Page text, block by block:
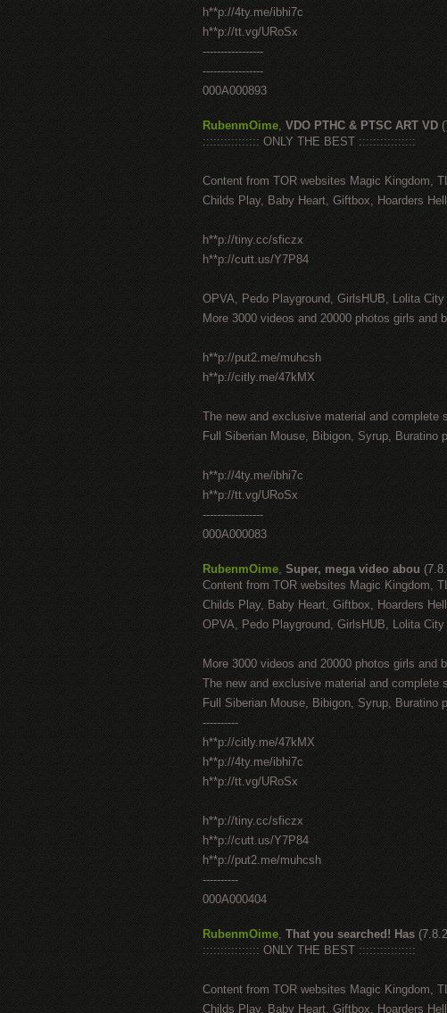
h**p://4ty.me/ibhi7c
h**p://tt.vg/URoSx
-----------------
-----------------
000A000893
RubenmOime, VDO PTHC & PTSC ART VD
:::::::::::::::: ONLY THE BEST ::::::::::::::::
Content from TOR websites Magic Kingdom,
Childs Play, Baby Heart, Giftbox, Hoarders
h**p://tiny.cc/sficzx
h**p://cutt.us/Y7P84
OPVA, Pedo Playground, GirlsHUB, Lolita City
More 3000 videos and 20000 photos girls and
h**p://put2.me/muhcsh
h**p://citly.me/47kMX
The new and exclusive material and complete
Full Siberian Mouse, Bibigon, Syrup, Buratino
h**p://4ty.me/ibhi7c
h**p://tt.vg/URoSx
-----------------
000A000083
RubenmOime, Super, mega video abou
Content from TOR websites Magic Kingdom,
Childs Play, Baby Heart, Giftbox, Hoarders
OPVA, Pedo Playground, GirlsHUB, Lolita City
More 3000 videos and 20000 photos girls and
The new and exclusive material and complete
Full Siberian Mouse, Bibigon, Syrup, Buratino
----------
h**p://citly.me/47kMX
h**p://4ty.me/ibhi7c
h**p://tt.vg/URoSx
h**p://tiny.cc/sficzx
h**p://cutt.us/Y7P84
h**p://put2.me/muhcsh
----------
000A000404
RubenmOime, That you searched! Has
:::::::::::::::: ONLY THE BEST ::::::::::::::::
Content from TOR websites Magic Kingdom,
Childs Play, Baby Heart, Giftbox, Hoarders